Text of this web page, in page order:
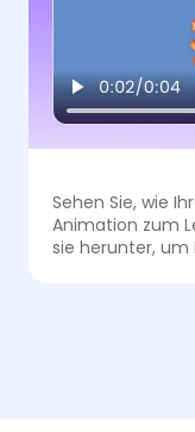
Sehen Sie, wie
Animation zum
sie herunter, um